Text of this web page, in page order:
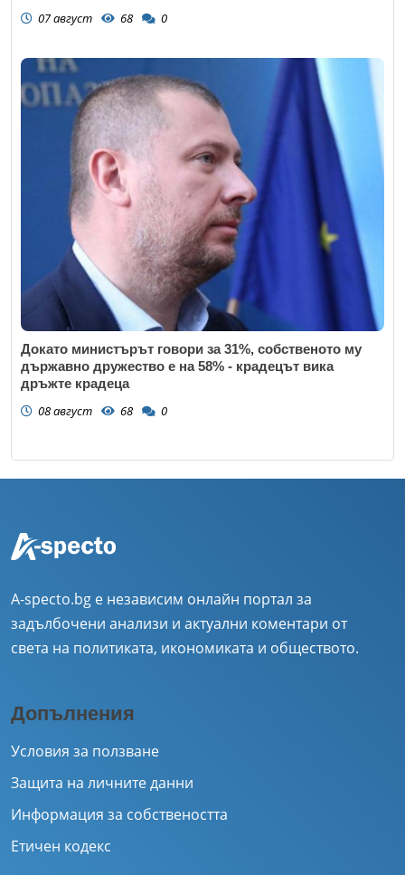
07 август 68 0
Докато министърът говори за 31%, собственото му
държавно дружество е на 58% - крадецът вика
дръжте крадеца
08 август 68 0
A-specto.bg е независим онлайн портал за
задълбочени анализи и актуални коментари от
света на политиката, икономиката и обществото.
Допълнения
Условия за ползване
Защита на личните данни
Информация за собствеността
Етичен кодекс